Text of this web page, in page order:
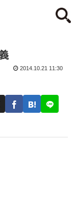
2014.10.21 11:30